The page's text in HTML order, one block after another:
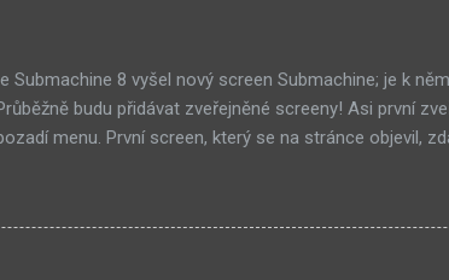
Submachine 8 vyšel nový screen Submachine; je k
budu přidávat zveřejněné screeny! Asi první
menu. První screen, který se na stránce objevil,
padacího mostu v DaymareTown 1 ( stránka sub8 )
vypadá to snad že vystoupíme z Liziny lodi,